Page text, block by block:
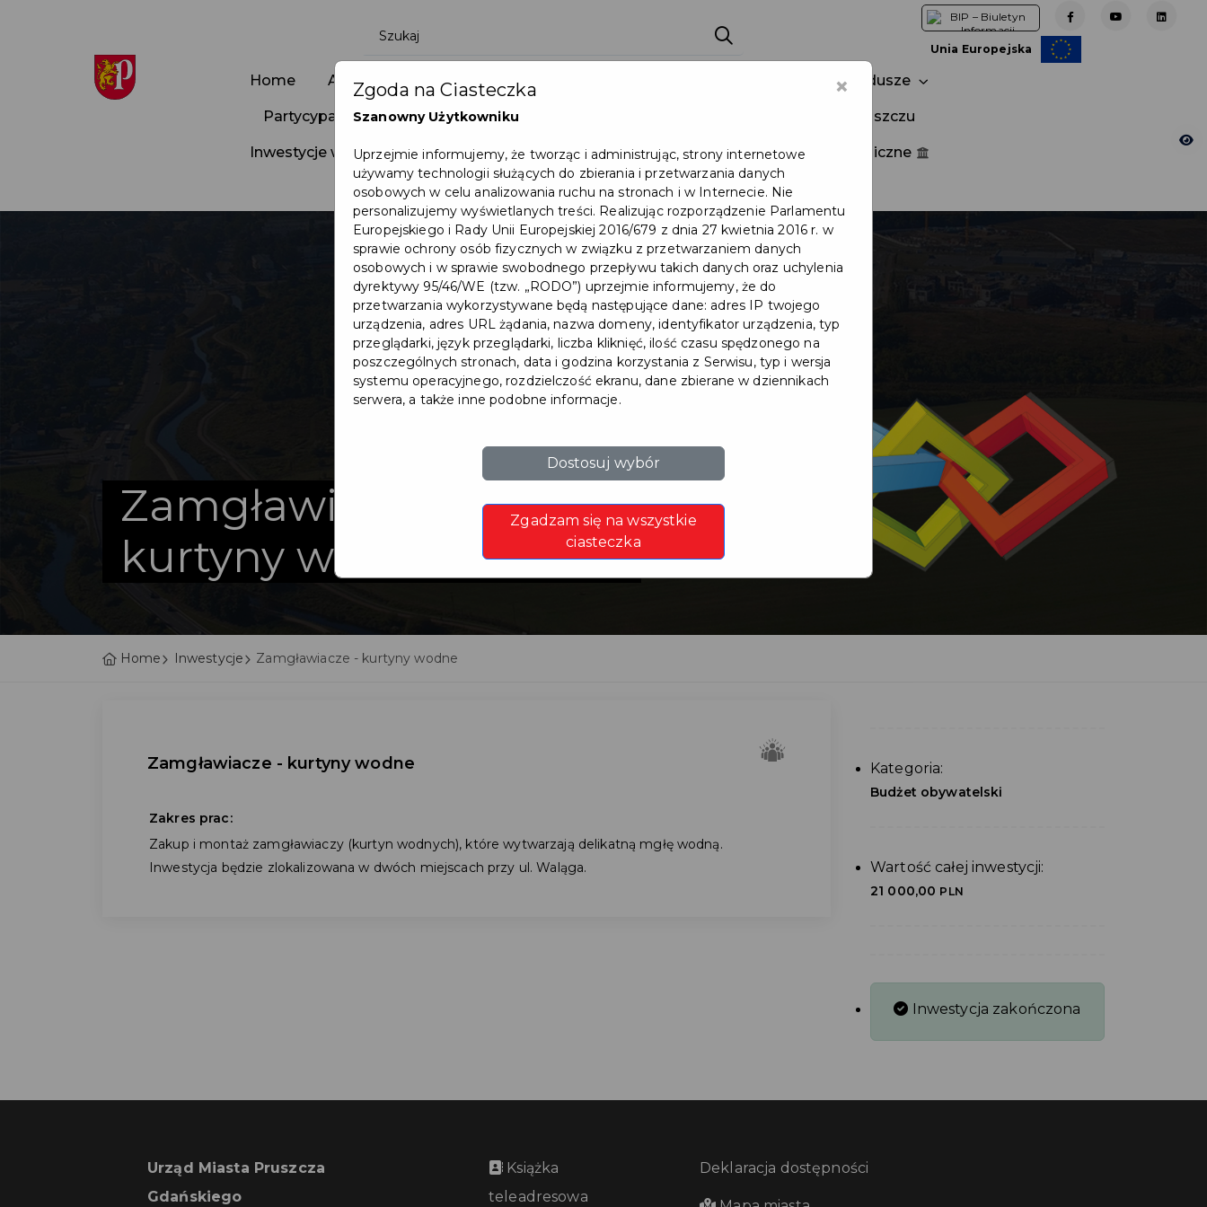
Unia Europejska
Home Aktualności Wydarzenia Fundusze
Partycypacja Społeczna Programy Zainwestuj w Pruszczu
Inwestycje w Pruszczu Mapa Miasta Załatw sprawę Zamówienia publiczne
Ochrona ludności
Zamgławiacze -
kurtyny wodne
Home Inwestycje Zamgławiacze - kurtyny wodne
Zamgławiacze - kurtyny wodne
Zakres prac:
Zakup i montaż zamgławiaczy (kurtyn wodnych), które wytwarzają delikatną mgłę wodną.
Inwestycja będzie zlokalizowana w dwóch miejscach przy ul. Waląga.
Kategoria:
Budżet obywatelski
Wartość całej inwestycji:
21 000,00 PLN
Inwestycja zakończona
Urząd Miasta Pruszcza
Gdańskiego
Książka
teleadresowa
Deklaracja dostępności
×
Zgoda na Ciasteczka
Szanowny Użytkowniku
Uprzejmie informujemy, że tworząc i administrując, strony internetowe
używamy technologii służących do zbierania i przetwarzania danych
osobowych w celu analizowania ruchu na stronach i w Internecie. Nie
personalizujemy wyświetlanych treści. Realizując rozporządzenie Parlamentu
Europejskiego i Rady Unii Europejskiej 2016/679 z dnia 27 kwietnia 2016 r. w
sprawie ochrony osób fizycznych w związku z przetwarzaniem danych
osobowych i w sprawie swobodnego przepływu takich danych oraz uchylenia
dyrektywy 95/46/WE (tzw. „RODO”) uprzejmie informujemy, że do
przetwarzania wykorzystywane będą następujące dane: adres IP twojego
urządzenia, adres URL żądania, nazwa domeny, identyfikator urządzenia, typ
przeglądarki, język przeglądarki, liczba kliknięć, ilość czasu spędzonego na
poszczególnych stronach, data i godzina korzystania z Serwisu, typ i wersja
systemu operacyjnego, rozdzielczość ekranu, dane zbierane w dziennikach
serwera, a także inne podobne informacje.
Dostosuj wybór
Zgadzam się na wszystkie
ciasteczka